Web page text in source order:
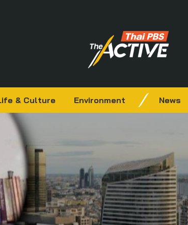
& Culture Environment News